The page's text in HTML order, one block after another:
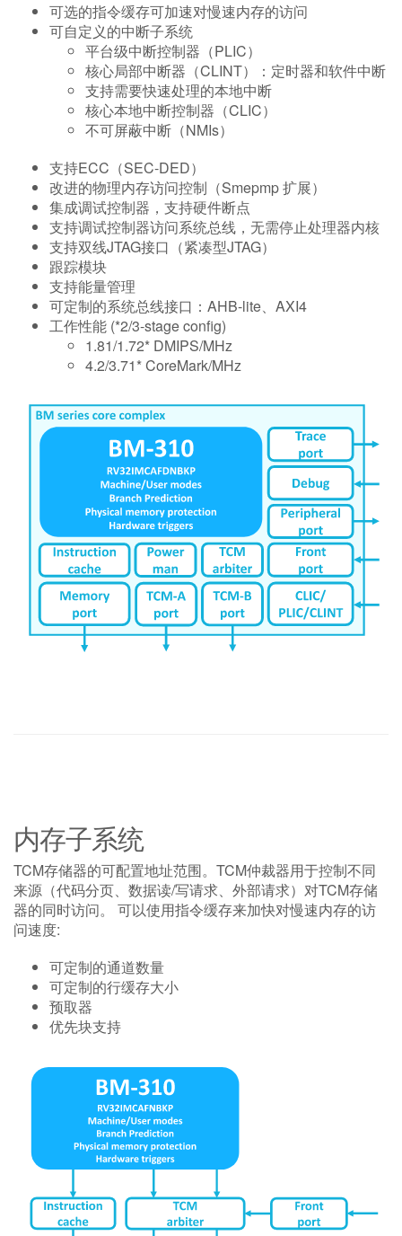
可选的指令缓存可加速对慢速内存的访问
可自定义的中断子系统
平台级中断控制器（PLIC）
核心局部中断器（CLINT）：定时器和软件中断
支持需要快速处理的本地中断
核心本地中断控制器（CLIC）
不可屏蔽中断（NMIs）
支持ECC（SEC-DED）
改进的物理内存访问控制（Smepmp 扩展）
集成调试控制器，支持硬件断点
支持调试控制器访问系统总线，无需停止处理器内核
支持双线JTAG接口（紧凑型JTAG）
跟踪模块
支持能量管理
可定制的系统总线接口：AHB-lite、AXI4
工作性能 (*2/3-stage config)
1.81/1.72* DMIPS/MHz
4.2/3.71* CoreMark/MHz
内存子系统
TCM存储器的可配置地址范围。TCM仲裁器用于控制不同
来源（代码分页、数据读/写请求、外部请求）对TCM存储
器的同时访问。 可以使用指令缓存来加快对慢速内存的访
问速度:
可定制的通道数量
可定制的行缓存大小
预取器
优先块支持